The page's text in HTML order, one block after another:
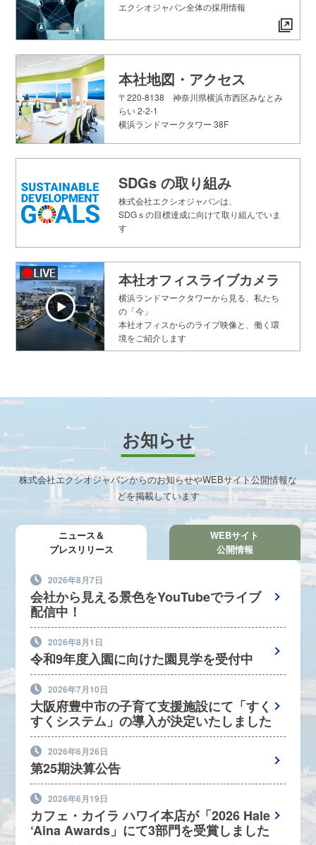
エクシオジャパン全体の採用情報
本社地図・アクセス
〒220-8138 神奈川県横浜市西区みなとみ
らい 2-2-1
横浜ランドマークタワー 38F
SDGs の取り組み
株式会社エクシオジャパンは、
SDGｓの目標達成に向けて取り組んでいま
す
本社オフィスライブカメラ
横浜ランドマークタワーから見る、私たち
の「今」
本社オフィスからのライブ映像と、働く環
境をご紹介します
お知らせ
株式会社エクシオジャパンからのお知らせやWEBサイト公開情報な
どを掲載しています
ニュース＆
プレスリリース
WEBサイト
公開情報
2026年8月7日
会社から見える景色をYouTubeでライブ
配信中！
2026年8月1日
令和9年度入園に向けた園見学を受付中
2026年7月10日
大阪府豊中市の子育て支援施設にて「すく
すくシステム」の導入が決定いたしました
2026年6月26日
第25期決算公告
2026年6月19日
カフェ・カイラ ハワイ本店が「2026 Hale
‘Aina Awards」にて3部門を受賞しました